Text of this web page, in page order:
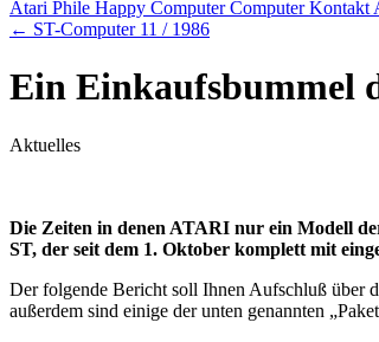
Atari Phile Happy ComputerComputer Kontakt
← ST-Computer 11 / 1986
Ein Einkaufsbummel
Aktuelles
Die Zeiten in denen ATARI nur ein Modell
ST, der seit dem 1. Oktober komplett mit
Der folgende Bericht soll Ihnen Aufschluß über
außerdem sind einige der unten genannten